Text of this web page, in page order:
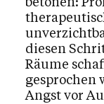
diesen
Räume
gesprochen
Angst vor